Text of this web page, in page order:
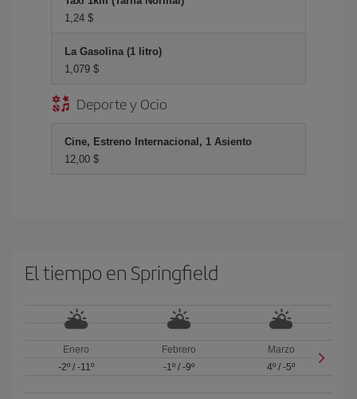
1,24 $
La Gasolina (1 litro)
1,079 $
Deporte y Ocio
Cine, Estreno Internacional, 1 Asiento
12,00 $
El tiempo en Springfield
Enero
-2º/ -11º
Febrero
-1º/ -9º
Marzo
4º /-5º